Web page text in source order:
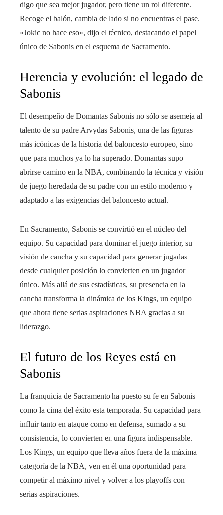
digo que sea mejor jugador, pero tiene un rol diferente.
Recoge el balón, cambia de lado si no encuentras el pase.
«Jokic no hace eso», dijo el técnico, destacando el papel
único de Sabonis en el esquema de Sacramento.
Herencia y evolución: el legado de
Sabonis
El desempeño de Domantas Sabonis no sólo se asemeja al
talento de su padre Arvydas Sabonis, una de las figuras
más icónicas de la historia del baloncesto europeo, sino
que para muchos ya lo ha superado. Domantas supo
abrirse camino en la NBA, combinando la técnica y visión
de juego heredada de su padre con un estilo moderno y
adaptado a las exigencias del baloncesto actual.
En Sacramento, Sabonis se convirtió en el núcleo del
equipo. Su capacidad para dominar el juego interior, su
visión de cancha y su capacidad para generar jugadas
desde cualquier posición lo convierten en un jugador
único. Más allá de sus estadísticas, su presencia en la
cancha transforma la dinámica de los Kings, un equipo
que ahora tiene serias aspiraciones NBA gracias a su
liderazgo.
El futuro de los Reyes está en
Sabonis
La franquicia de Sacramento ha puesto su fe en Sabonis
como la cima del éxito esta temporada. Su capacidad para
influir tanto en ataque como en defensa, sumado a su
consistencia, lo convierten en una figura indispensable.
Los Kings, un equipo que lleva años fuera de la máxima
categoría de la NBA, ven en él una oportunidad para
competir al máximo nivel y volver a los playoffs con
serias aspiraciones.